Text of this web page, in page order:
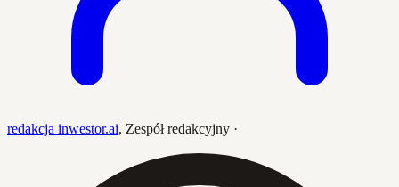
redakcja inwestor.ai, Zespół redakcyjny ·